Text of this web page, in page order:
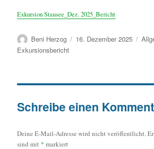
Exkursion Stausee_Dez. 2025_Bericht
Autor
Beni Herzog
Veröffentlicht
16. Dezember 2025
Exkursionsbericht
Schreibe einen
Deine E-Mail-Adresse wird nicht veröffentlicht.
sind mit * markiert